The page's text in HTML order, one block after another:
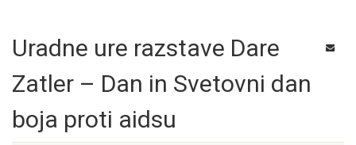
Uradne ure razstave Dare
Zatler – Dan in Svetovni dan
boja proti aidsu